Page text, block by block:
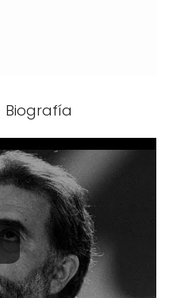
Biografía